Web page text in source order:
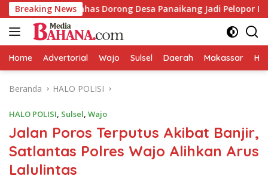
Langsung
ke
konten
Breaking News
KKN Unhas Dorong Desa Panaikang Jadi Pelopor Digitalisasi
Home Advertorial Wajo Sulsel Daerah Makassar
Beranda HALO POLISI
HALO POLISI, Sulsel, Wajo
Jalan Poros Terputus Akibat Banjir,
Satlantas Polres Wajo Alihkan Arus
Lalulintas